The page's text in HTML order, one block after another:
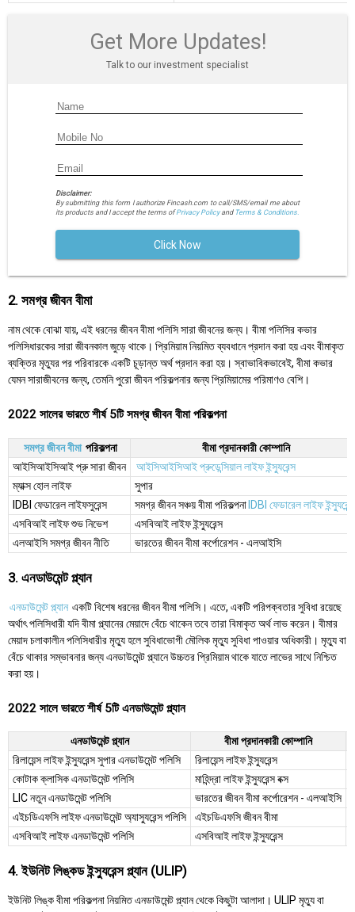
Get More Updates!
Talk to our investment specialist
Disclaimer:
By submitting this form I authorize Fincash.com to call/SMS/email me about
its products and I accept the terms ofPrivacy Policyand Terms & Conditions.
Click Now
2. সমগ্র জীবন বীমা
নাম থেকে বোঝা যায়, এই ধরনের জীবন বীমা পলিসি সারা জীবনের জন্য। বীমা পলিসির কভার
পলিসিধারকের সারা জীবনকাল জুড়ে থাকে। প্রিমিয়াম নিয়মিত ব্যবধানে প্রদান করা হয় এবং বীমাকৃত
ব্যক্তির মৃত্যুর পর পরিবারকে একটি চূড়ান্ত অর্থ প্রদান করা হয়। স্বাভাবিকভাবেই, বীমা কভার
যেমন সারাজীবনের জন্য, তেমনি পুরো জীবন পরিকল্পনার জন্য প্রিমিয়ামের পরিমাণও বেশি।
2022 সালের ভারতে শীর্ষ 5টি সমগ্র জীবন বীমা পরিকল্পনা
সমগ্র জীবন বীমা পরিকল্পনা
বীমা প্রদানকারী কোম্পানি
আইসিআইসিআই প্রু সারা জীবন
আইসিআইসিআই প্রুডেন্সিয়াল লাইফ ইন্স্যুরেন্স
ম্যাক্স হোল লাইফ
সুপার
IDBI ফেডারেল লাইফসুরেন্স
সমগ্র জীবন সঞ্চয় বীমা পরিকল্পনা IDBI ফেডারেল লাইফ ইন্স্যুরেন্স
এসবিআই লাইফ শুভ নিভেশ
এসবিআই লাইফ ইন্স্যুরেন্স
এলআইসি সমগ্র জীবন নীতি
ভারতের জীবন বীমা কর্পোরেশন - এলআইসি
3. এনডাউমেন্ট প্ল্যান
এনডাউমেন্ট প্ল্যান একটি বিশেষ ধরনের জীবন বীমা পলিসি। এতে, একটি পরিপক্বতার সুবিধা রয়েছে
অর্থাৎ পলিসিধারী যদি বীমা প্ল্যানের মেয়াদে বেঁচে থাকেন তবে তারা বিমাকৃত অর্থ লাভ করেন। বীমার
মেয়াদ চলাকালীন পলিসিধারীর মৃত্যু হলে সুবিধাভোগী মৌলিক মৃত্যু সুবিধা পাওয়ার অধিকারী। মৃত্যু বা
বেঁচে থাকার সম্ভাবনার জন্য এনডাউমেন্ট প্ল্যানে উচ্চতর প্রিমিয়াম থাকে যাতে লাভের সাথে নিশ্চিত
করা হয়।
2022 সালে ভারতে শীর্ষ 5টি এনডাউমেন্ট প্ল্যান
এনডাউমেন্ট প্ল্যান বীমা প্রদানকারী কোম্পানি
রিলায়েন্স লাইফ ইন্স্যুরেন্স সুপার এনডাউমেন্ট পলিসি
রিলায়েন্স লাইফ ইন্স্যুরেন্স
কোটাক ক্লাসিক এনডাউমেন্ট পলিসি
মাহিন্দ্রা লাইফ ইন্স্যুরেন্স বক্স
LIC নতুন এনডাউমেন্ট পলিসি
ভারতের জীবন বীমা কর্পোরেশন - এলআইসি
এইচডিএফসি লাইফ এনডাউমেন্ট অ্যাস্যুরেন্স পলিসি
এইচডিএফসি জীবন বীমা
এসবিআই লাইফ এনডাউমেন্ট পলিসি
এসবিআই লাইফ ইন্স্যুরেন্স
4. ইউনিট লিঙ্কড ইন্স্যুরেন্স প্ল্যান (ULIP)
ইউনিট লিঙ্ক বীমা পরিকল্পনা নিয়মিত এনডাউমেন্ট প্ল্যান থেকে কিছুটা আলাদা। ULIP মৃত্যু বা